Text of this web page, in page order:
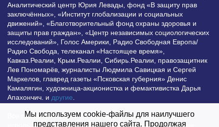
Аналитический центр Юрия Левады, фонд «В защиту прав
заключённых», «Институт глобализации и социальных
движений», «Благотворительный фонд охраны здоровья и
защиты прав граждан», «Центр независимых социологических
исследований», Голос Америки, Радио Свободная Европа/
Радио Свобода, телеканал «Настоящее время»,
Кавказ.Реалии, Крым.Реалии, Сибирь.Реалии, правозащитник
Лев Пономарёв, журналисты Людмила Савицкая и Сергей
Маркелов, главред газеты «Псковская губерния» Денис
Камалягин, художница-акционистка и фемактивистка Дарья
Апахончич. и другие
Все права защищены и охраняются законом. Любое
использование материалов сайта допустимо при условии
Мы используем cookie-файлы для наилучшего
представления нашего сайта. Продолжая